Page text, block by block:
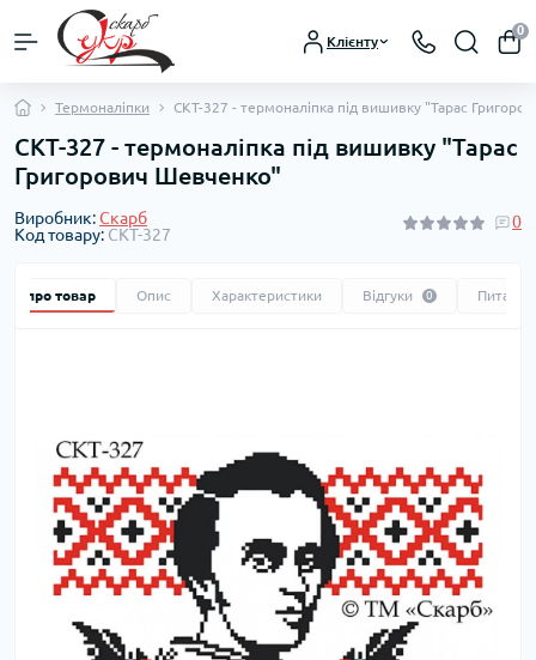
Клієнту
0
Термоналіпки СКТ-327 - термоналіпка під вишивку "Тарас
СКТ-327 - термоналіпка під вишивку "Тарас
Григорович Шевченко"
Виробник:Скарб
Код товару: СКТ-327
0
про товар Опис Характеристики Відгуки 0 Питання